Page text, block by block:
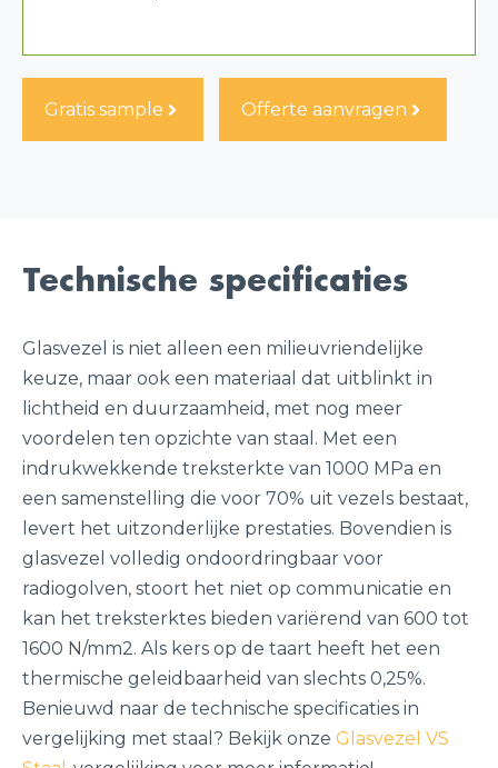
Gratis sample Offerte aanvragen
Technische specificaties
Glasvezel is niet alleen een milieuvriendelijke
keuze, maar ook een materiaal dat uitblinkt in
lichtheid en duurzaamheid, met nog meer
voordelen ten opzichte van staal. Met een
indrukwekkende treksterkte van 1000 MPa en
een samenstelling die voor 70% uit vezels bestaat,
levert het uitzonderlijke prestaties. Bovendien is
glasvezel volledig ondoordringbaar voor
radiogolven, stoort het niet op communicatie en
kan het treksterktes bieden variërend van 600 tot
1600 N/mm2. Als kers op de taart heeft het een
thermische geleidbaarheid van slechts 0,25%.
Benieuwd naar de technische specificaties in
vergelijking met staal? Bekijk onze Glasvezel VS